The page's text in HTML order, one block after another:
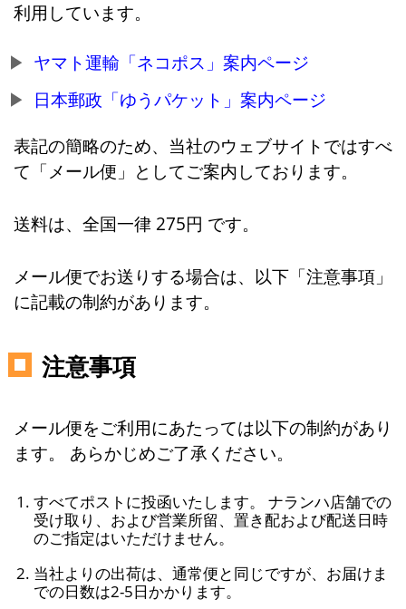
利用しています。
ヤマト運輸「ネコポス」案内ページ
日本郵政「ゆうパケット」案内ページ
表記の簡略のため、当社のウェブサイトではすべ
て「メール便」としてご案内しております。
送料は、全国一律 275円 です。
メール便でお送りする場合は、以下「注意事項」
に記載の制約があります。
注意事項
メール便をご利用にあたっては以下の制約があり
ます。 あらかじめご了承ください。
すべてポストに投函いたします。 ナランハ店舗での
受け取り、および営業所留、置き配および配送日時
のご指定はいただけません。
当社よりの出荷は、通常便と同じですが、お届けま
での日数は2-5日かかります。